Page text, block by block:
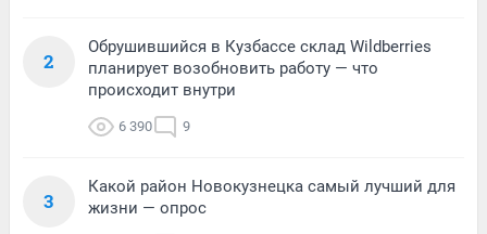
2
Обрушившийся в Кузбассе склад Wildberries
планирует возобновить работу — что
происходит внутри
6 390 9
3
Какой район Новокузнецка самый лучший для
жизни — опрос